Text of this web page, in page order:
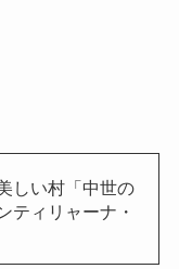
しい村「中世の
ティリャーナ・